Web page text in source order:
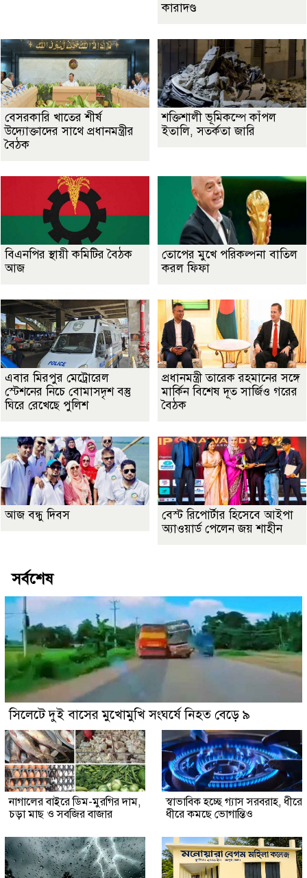
কারাদণ্ড
বেসরকারি খাতের শীর্ষ
উদ্যোক্তাদের সাথে প্রধানমন্ত্রীর
বৈঠক
শক্তিশালী ভূমিকম্পে কাঁপল
ইতালি, সতর্কতা জারি
বিএনপির স্থায়ী কমিটির বৈঠক
আজ
তোপের মুখে পরিকল্পনা বাতিল
করল ফিফা
এবার মিরপুর মেট্রোরেল
স্টেশনের নিচে বোমাসদৃশ বস্তু
ঘিরে রেখেছে পুলিশ
প্রধানমন্ত্রী তারেক রহমানের সঙ্গে
মার্কিন বিশেষ দূত সার্জিও গরের
বৈঠক
আজ বন্ধু দিবস
বেস্ট রিপোর্টার হিসেবে আইপা
অ্যাওয়ার্ড পেলেন জয় শাহীন
সর্বশেষ
সিলেটে দুই বাসের মুখোমুখি সংঘর্ষে নিহত বেড়ে ৯
নাগালের বাইরে ডিম-মুরগির দাম,
চড়া মাছ ও সবজির বাজার
স্বাভাবিক হচ্ছে গ্যাস সরবরাহ, ধীরে
ধীরে কমছে ভোগান্তিও